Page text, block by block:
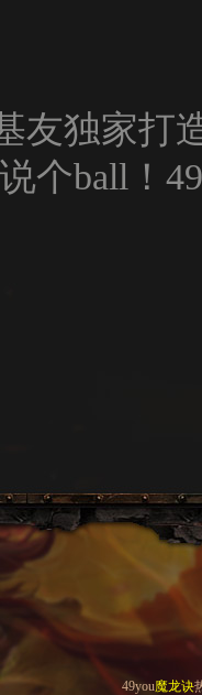
友独家打
个ball！
49you魔龙诀